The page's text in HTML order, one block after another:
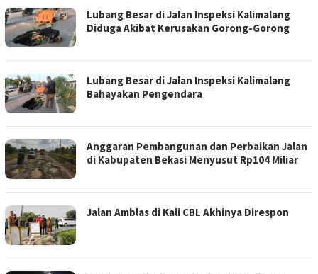
Lubang Besar di Jalan Inspeksi Kalimalang
Diduga Akibat Kerusakan Gorong-Gorong
Lubang Besar di Jalan Inspeksi Kalimalang
Bahayakan Pengendara
Anggaran Pembangunan dan Perbaikan Jalan
di Kabupaten Bekasi Menyusut Rp104 Miliar
Jalan Amblas di Kali CBL Akhinya Direspon